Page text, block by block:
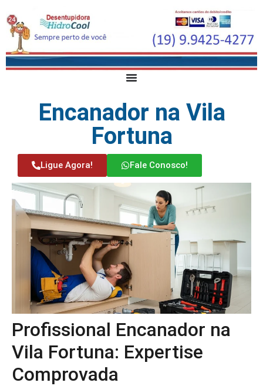
Encanador na Vila
Fortuna
Ligue Agora! Fale Conosco!
Profissional Encanador na
Vila Fortuna: Expertise
Comprovada